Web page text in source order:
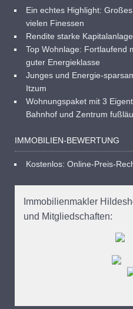
Ein echtes Highlight:
vielen Finessen
Rendite starke
Top Wohnlage: Fortlaufend
guter Energieklasse
Junges und Energie-
Itzum
Wohnungspaket mit 3
Bahnhof und Zentrum
IMMOBILIEN-BEWERTUNG
Kostenlos: Online-Preis-
Immobilienmakler
und Mitgliedschaften: